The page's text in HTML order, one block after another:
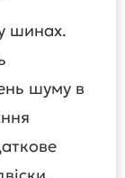
шинах.
шуму в